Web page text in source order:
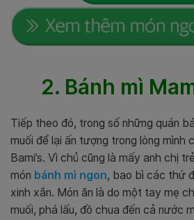
2. Bánh mì
Tiếp theo đó, trong số những quán
muối để lại ấn tượng trong lòng mình
Bami’s. Vì chủ cũng là mấy anh chị
món bánh mì ngon, bao bì các thứ
xinh xắn. Món ăn là do một tay mẹ
muối, phá lấu, đồ chua đến cả nước